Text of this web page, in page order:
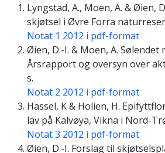
Lyngstad, A., Moen, A. & Øien,
skjøtsel i Øvre Forra
Notat 1 2012 i pdf-format
Øien, D.-I. & Moen, A.
Årsrapport og oversyn over
s.
Notat 2 2012 i pdf-format
Hassel, K & Holien, H.
lav på Kalvøya, Vikna i Nord-
Notat 3 2012 i pdf-format
Øien, D.-I. Forslag til